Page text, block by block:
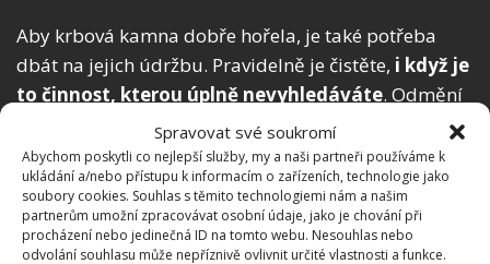
Spravovat své soukromí
Abychom poskytli co nejlepší služby, my a naši partneři používáme k
ukládání a/nebo přístupu k informacím o zařízeních, technologie jako
soubory cookies. Souhlas s těmito technologiemi nám a našim
partnerům umožní zpracovávat osobní údaje, jako je chování při
procházení nebo jedinečná ID na tomto webu. Nesouhlas nebo
odvolání souhlasu může nepříznivě ovlivnit určité vlastnosti a funkce.
Aby krbová kamna dobře hořela, je také potřeba
dbát na jejich údržbu. Pravidelně je čistěte, i když je
to činnost, kterou úplně nevyhledáváte. Odmění
se vám příjemným teplem a dlouho hořícím ohněm
bez hromady kouře.Jak na čištění krbu, jsme již na
BydlímeÚtulně také napsali.